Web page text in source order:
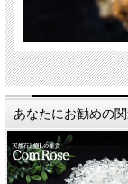
あなたにお勧めの